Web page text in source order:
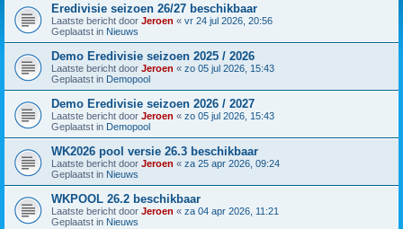
Eredivisie seizoen 26/27 beschikbaar
Laatste bericht door Jeroen « vr 24 jul 2026, 20:56
Geplaatst in Nieuws
Demo Eredivisie seizoen 2025 / 2026
Laatste bericht door Jeroen « zo 05 jul 2026, 15:43
Geplaatst in Demopool
Demo Eredivisie seizoen 2026 / 2027
Laatste bericht door Jeroen « zo 05 jul 2026, 15:43
Geplaatst in Demopool
WK2026 pool versie 26.3 beschikbaar
Laatste bericht door Jeroen « za 25 apr 2026, 09:24
Geplaatst in Nieuws
WKPOOL 26.2 beschikbaar
Laatste bericht door Jeroen « za 04 apr 2026, 11:21
Geplaatst in Nieuws